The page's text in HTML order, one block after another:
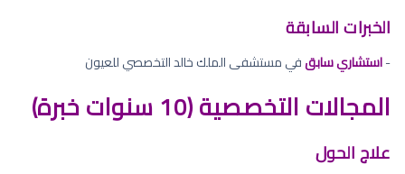
الخبرات السابقة
-استشاري سابقفي مستشفى الملك خالد التخصصي للعيون
المجالات التخصصية (10 سنوات خبرة)
علاج الحول